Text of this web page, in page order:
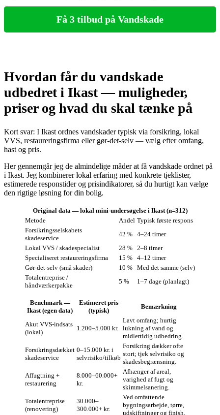
Få 3 tilbud på Vandskade
Hvordan får du vandskade
udbedret i Ikast — muligheder,
priser og hvad du skal tænke på
Kort svar: I Ikast ordnes vandskader typisk via forsikring, lokal
VVS, restaureringsfirma eller gør‑det‑selv — vælg efter omfang,
hast og pris.
Her gennemgår jeg de almindelige måder at få vandskade ordnet på
i Ikast. Jeg kombinerer lokal erfaring med konkrete tjeklister,
estimerede responstider og prisindikatorer, så du hurtigt kan vælge
den rigtige løsning for din bolig.
Original data — lokal mini‑undersøgelse i Ikast (n=312)
Metode
Andel Typisk første respons
Forsikringsselskabets
skadeservice
42 % 4–24 timer
Lokal VVS / skadespecialist
28 % 2–8 timer
Specialiseret restaureringsfirma
15 % 4–12 timer
Gør‑det‑selv (små skader)
10 % Med det samme (selv)
Totalentreprise /
håndværkerpakke
5 % 1–7 dage (planlagt)
Benchmark —
Ikast (egen data)
Estimeret pris
(typisk)
Bemærkning
Akut VVS‑indsats
(lokal)
1.200–5.000 kr.
Lavt omfang; hurtig
lukning af vand og
midlertidig udbedring.
Forsikringsdækket
skadeservice
0–15.000 kr. i
selvrisiko/tilkøb
Forsikring dækker ofte
stort; tjek selvrisiko og
skadesbegrænsning.
Affugtning +
restaurering
8.000–60.000+
kr.
Afhænger af areal,
varighed af fugt og
skimmelsanering.
Totalentreprise
(renovering)
30.000–
300.000+ kr.
Ved omfattende
bygningsarbejde, tørre,
udskiftninger og finish.